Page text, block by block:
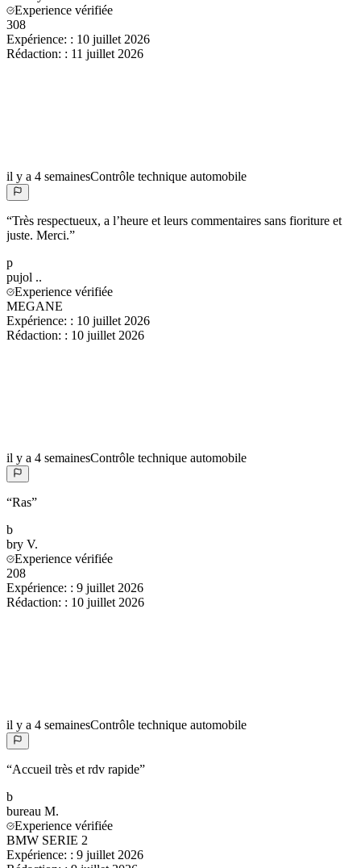
Experience vérifiée
308
Expérience: : 10 juillet 2026
Rédaction: : 11 juillet 2026
il y a 4 semainesContrôle technique automobile
“Très respectueux, a l’heure et leurs commentaires sans fioriture et
juste. Merci.”
p
pujol ..
Experience vérifiée
MEGANE
Expérience: : 10 juillet 2026
Rédaction: : 10 juillet 2026
il y a 4 semainesContrôle technique automobile
“Ras”
b
bry V.
Experience vérifiée
208
Expérience: : 9 juillet 2026
Rédaction: : 10 juillet 2026
il y a 4 semainesContrôle technique automobile
“Accueil très et rdv rapide”
b
bureau M.
Experience vérifiée
BMW SERIE 2
Expérience: : 9 juillet 2026